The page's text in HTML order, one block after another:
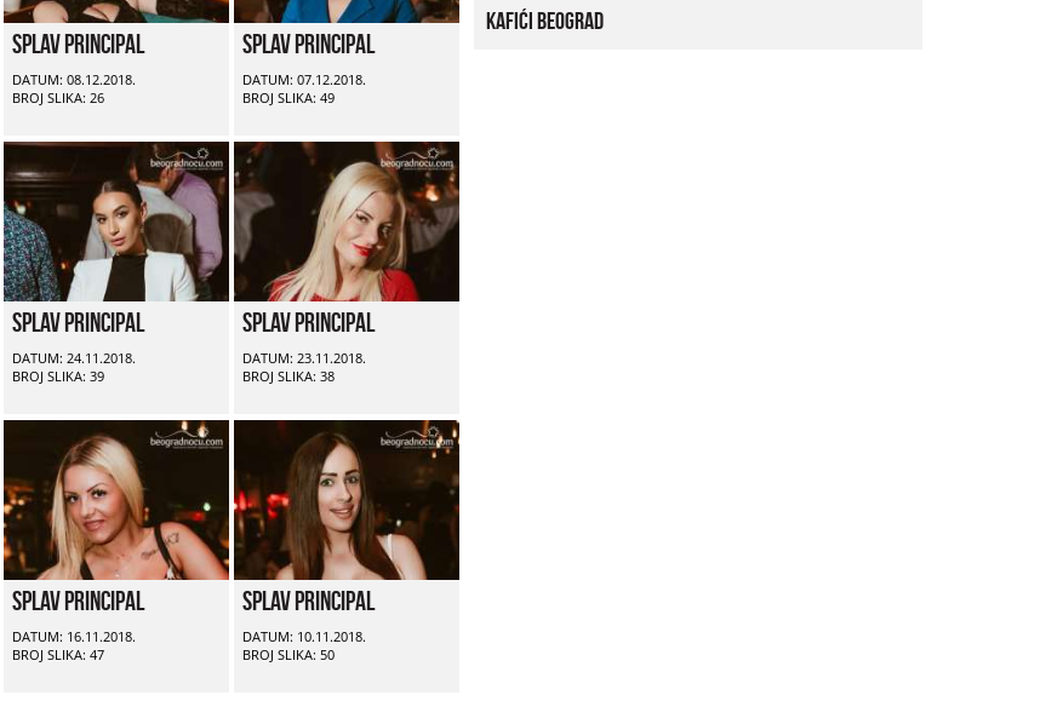
Splav Principal
DATUM: 08.12.2018.
BROJ SLIKA: 26
Splav Principal
DATUM: 07.12.2018.
BROJ SLIKA: 49
Splav Principal
DATUM: 24.11.2018.
BROJ SLIKA: 39
Splav Principal
DATUM: 23.11.2018.
BROJ SLIKA: 38
Splav Principal
DATUM: 16.11.2018.
BROJ SLIKA: 47
Splav Principal
DATUM: 10.11.2018.
BROJ SLIKA: 50
Kafići Beograd